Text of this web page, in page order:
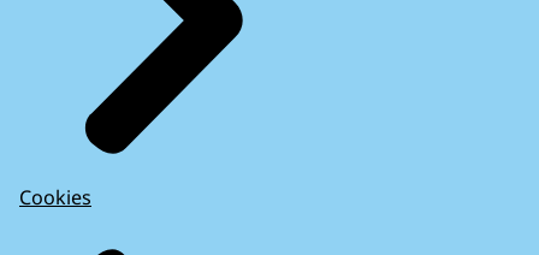
Cookies